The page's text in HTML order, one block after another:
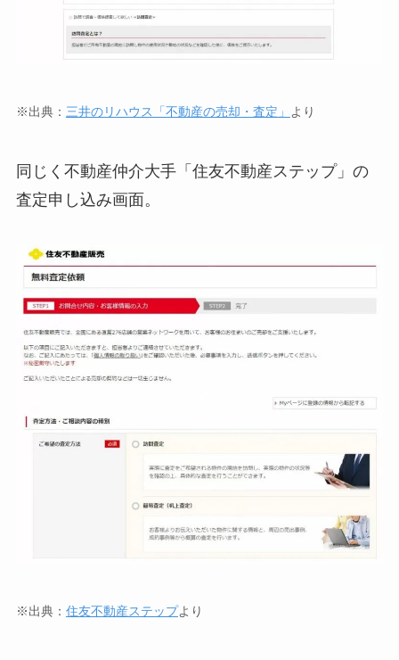
※出典： 三井のリハウス「不動産の売却・査定」 より
同じく不動産仲介大手「住友不動産ステップ」の
査定申し込み画面。
※出典： 住友不動産ステップより